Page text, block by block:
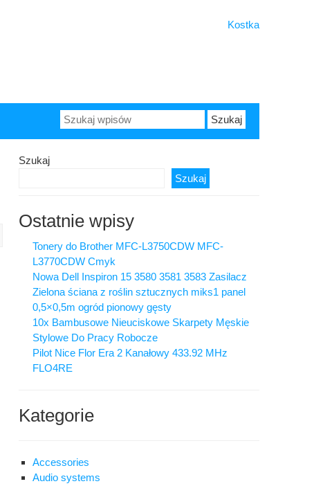
Kostka
Szukaj:
Szukaj
Szukaj
Ostatnie wpisy
Tonery do Brother MFC-L3750CDW MFC-
L3770CDW Cmyk
Nowa Dell Inspiron 15 3580 3581 3583 Zasilacz
Zielona ściana z roślin sztucznych miks1 panel
0,5×0,5m ogród pionowy gęsty
10x Bambusowe Nieuciskowe Skarpety Męskie
Stylowe Do Pracy Robocze
Pilot Nice Flor Era 2 Kanałowy 433.92 MHz
FLO4RE
Kategorie
Accessories
Audio systems